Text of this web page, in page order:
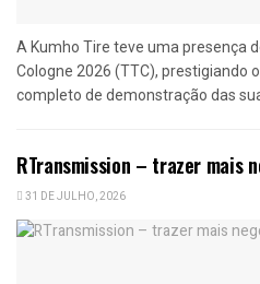
A Kumho Tire teve uma presença
Cologne 2026 (TTC), prestigiando
completo de demonstração das
RTransmission – trazer mais
31 DE JULHO, 2026